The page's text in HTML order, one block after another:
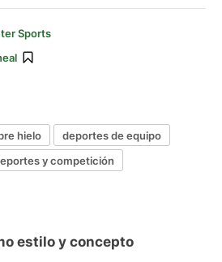
Sports
hielo
deportes de equipo
y competición
estilo y concepto